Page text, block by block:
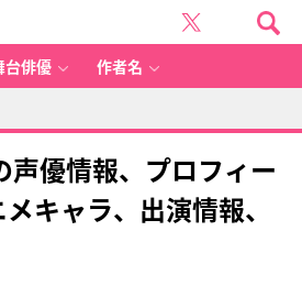
台俳優 作者名
声優情報、プロフィー
キャラ、出演情報、